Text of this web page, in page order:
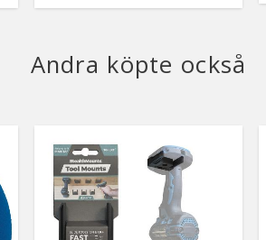
Andra köpte också